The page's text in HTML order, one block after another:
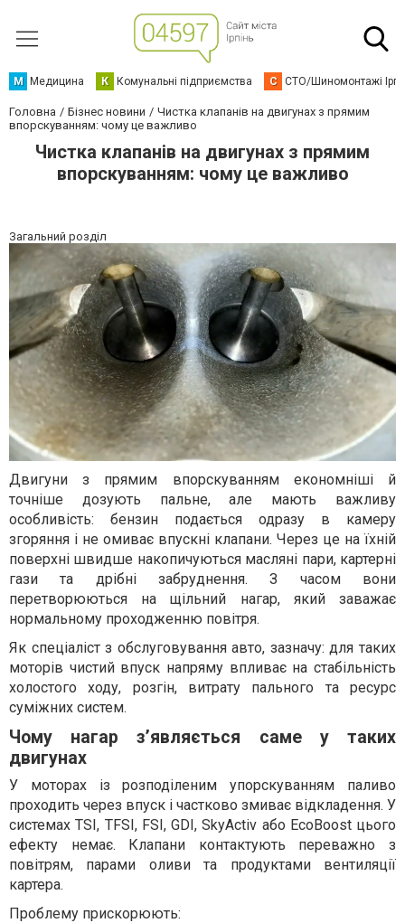
М Медицина К Комунальні підприємства С СТО/Шиномонтажі
Головна Бізнес новини
Чистка клапанів на двигунах з прямим
впорскуванням: чому це важливо
Чистка клапанів на двигунах з прямим
впорскуванням: чому це важливо
Загальний розділ
Двигуни з прямим впорскуванням економніші й
точніше дозують пальне, але мають важливу
особливість: бензин подається одразу в камеру
згоряння і не омиває впускні клапани. Через це на їхній
поверхні швидше накопичуються масляні пари, картерні
гази та дрібні забруднення. З часом вони
перетворюються на щільний нагар, який заважає
нормальному проходженню повітря.
Як спеціаліст з обслуговування авто, зазначу: для таких
моторів чистий впуск напряму впливає на стабільність
холостого ходу, розгін, витрату пального та ресурс
суміжних систем.
Чому нагар з’являється саме у таких
двигунах
У моторах із розподіленим упорскуванням паливо
проходить через впуск і частково змиває відкладення. У
системах TSI, TFSI, FSI, GDI, SkyActiv або EcoBoost цього
ефекту немає. Клапани контактують переважно з
повітрям, парами оливи та продуктами вентиляції
картера.
Проблему прискорюють: